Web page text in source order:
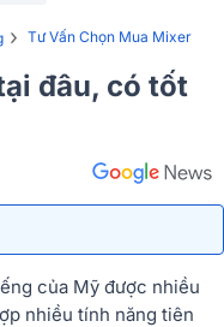
› Tư Vấn Chọn Mua Mixer
đâu, có tốt
của Mỹ được nhiều
nhiều tính năng tiên